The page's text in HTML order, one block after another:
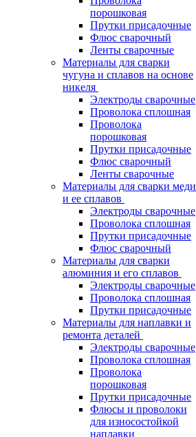
порошковая
Прутки присадочные
Флюс сварочный
Ленты сварочные
Материалы для сварки
чугуна и сплавов на основе
никеля
Электроды сварочные
Проволока сплошная
Проволока
порошковая
Прутки присадочные
Флюс сварочный
Ленты сварочные
Материалы для сварки меди
и ее сплавов
Электроды сварочные
Проволока сплошная
Прутки присадочные
Флюс сварочный
Материалы для сварки
алюминия и его сплавов
Электроды сварочные
Проволока сплошная
Прутки присадочные
Материалы для наплавки и
ремонта деталей
Электроды сварочные
Проволока сплошная
Проволока
порошковая
Прутки присадочные
Флюсы и проволоки
для износостойкой
наплавки